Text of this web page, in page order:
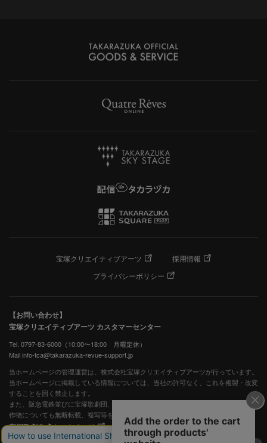
宝塚クリエイティブアーツ
採用情報
プライバシーポリシー
【お問い合わせ】
宝塚クリエイティブアーツ カスタマーセンター
Tel. 0797-83-6000（10:00〜18:00 月曜定休）
Mail info-tca@takarazuka-revue-support.jp
当ホームページの管理運営は、株式会社宝塚クリエイティブアーツが行っています。
当ホームページに掲載している情報については、当社の許可なく、これを複製・改変
することを固く禁止します。
また、阪急電鉄並びに宝塚歌劇団、宝塚クリエイティブアーツの出版物ほか写真等著
作物についても無断転載、複写等を禁じます。
宝塚歌劇公式ホームページ